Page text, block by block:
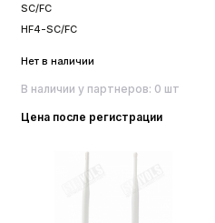
SC/FC
HF4-SC/FC
Нет в наличии
В наличии у партнеров: 0 шт
Цена после регистрации